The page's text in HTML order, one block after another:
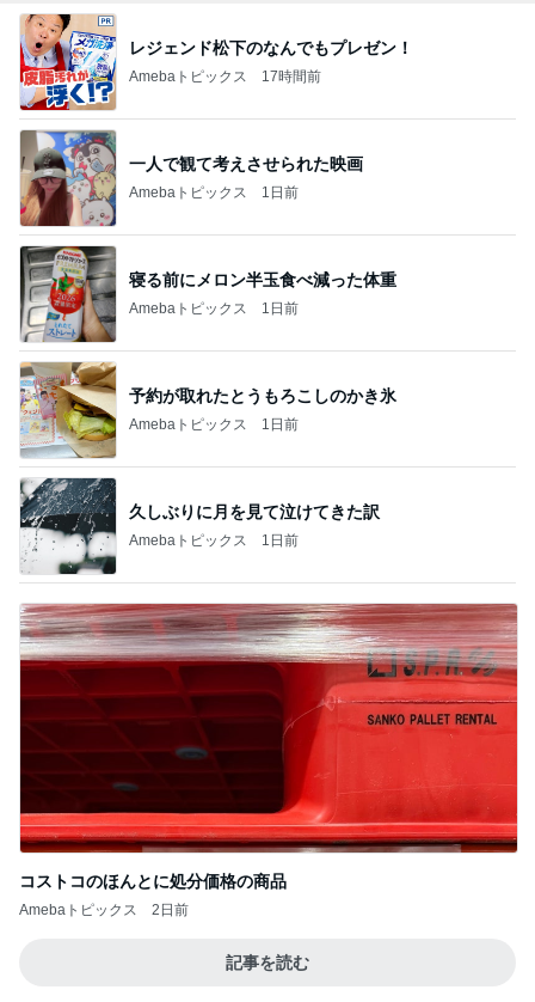
レジェンド松下のなんでもプレゼン！
Amebaトピックス 17時間前
一人で観て考えさせられた映画
Amebaトピックス 1日前
寝る前にメロン半玉食べ減った体重
Amebaトピックス 1日前
予約が取れたとうもろこしのかき氷
Amebaトピックス 1日前
久しぶりに月を見て泣けてきた訳
Amebaトピックス 1日前
コストコのほんとに処分価格の商品
Amebaトピックス 2日前
記事を読む